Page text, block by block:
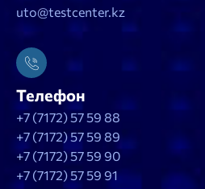
uto@testcenter.kz
Телефон
+7 (7172) 57 59 88
+7 (7172) 57 59 89
+7 (7172) 57 59 90
+7 (7172) 57 59 91